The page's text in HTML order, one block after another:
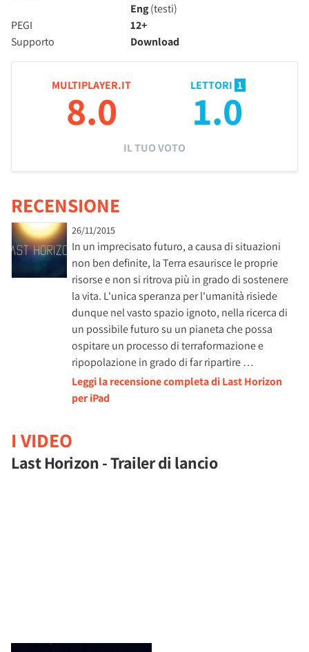
Eng(testi)
PEGI
12+
Supporto
Download
MULTIPLAYER.IT
8.0
LETTORI 1
1.0
IL TUO VOTO
RECENSIONE
26/11/2015
In un imprecisato futuro, a causa di situazioni
non ben definite, la Terra esaurisce le proprie
risorse e non si ritrova più in grado di sostenere
la vita. L'unica speranza per l'umanità risiede
dunque nel vasto spazio ignoto, nella ricerca di
un possibile futuro su un pianeta che possa
ospitare un processo di terraformazione e
ripopolazione in grado di far ripartire …
Leggi la recensione completa di Last Horizon
per iPad
I VIDEO
Last Horizon - Trailer di lancio